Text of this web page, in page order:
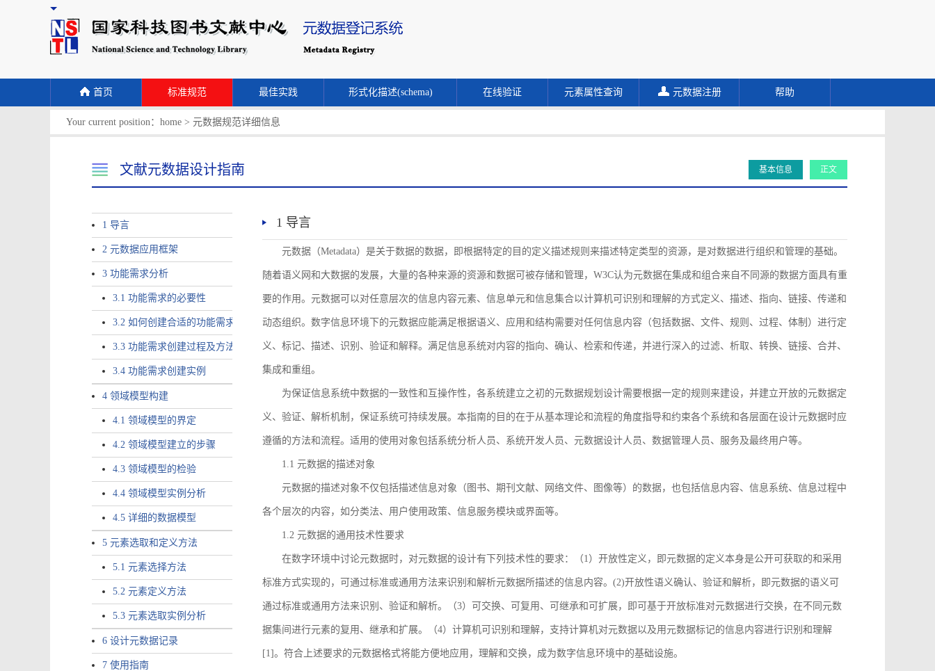
首页 标准规范 最佳实践 形式化描述(schema) 在线验证 元素属性查询 元数据注册 帮助
Your current position： home > 元数据规范详细信息
文献元数据设计指南 基本信息 正文
1 导言
2 元数据应用框架
3 功能需求分析
3.1 功能需求的必要性
3.2 如何创建合适的功能需求
3.3 功能需求创建过程及方法
3.4 功能需求创建实例
4 领域模型构建
4.1 领域模型的界定
4.2 领域模型建立的步骤
4.3 领域模型的检验
4.4 领域模型实例分析
4.5 详细的数据模型
5 元素选取和定义方法
5.1 元素选择方法
5.2 元素定义方法
5.3 元素选取实例分析
6 设计元数据记录
7 使用指南
1 导言
元数据（Metadata）是关于数据的数据，即根据特定的目的定义描述规则来描述特定类型的资源，是对数据进行组织和管理的基础。
随着语义网和大数据的发展，大量的各种来源的资源和数据可被存储和管理，W3C认为元数据在集成和组合来自不同源的数据方面具有重
要的作用。元数据可以对任意层次的信息内容元素、信息单元和信息集合以计算机可识别和理解的方式定义、描述、指向、链接、传递和
动态组织。数字信息环境下的元数据应能满足根据语义、应用和结构需要对任何信息内容（包括数据、文件、规则、过程、体制）进行定
义、标记、描述、识别、验证和解释。满足信息系统对内容的指向、确认、检索和传递，并进行深入的过滤、析取、转换、链接、合并、
集成和重组。
为保证信息系统中数据的一致性和互操作性，各系统建立之初的元数据规划设计需要根据一定的规则来建设，并建立开放的元数据定
义、验证、解析机制，保证系统可持续发展。本指南的目的在于从基本理论和流程的角度指导和约束各个系统和各层面在设计元数据时应
遵循的方法和流程。适用的使用对象包括系统分析人员、系统开发人员、元数据设计人员、数据管理人员、服务及最终用户等。
1.1 元数据的描述对象
元数据的描述对象不仅包括描述信息对象（图书、期刊文献、网络文件、图像等）的数据，也包括信息内容、信息系统、信息过程中
各个层次的内容，如分类法、用户使用政策、信息服务模块或界面等。
1.2 元数据的通用技术性要求
在数字环境中讨论元数据时，对元数据的设计有下列技术性的要求：（1）开放性定义，即元数据的定义本身是公开可获取的和采用
标准方式实现的，可通过标准或通用方法来识别和解析元数据所描述的信息内容。(2)开放性语义确认、验证和解析，即元数据的语义可
通过标准或通用方法来识别、验证和解析。（3）可交换、可复用、可继承和可扩展，即可基于开放标准对元数据进行交换，在不同元数
据集间进行元素的复用、继承和扩展。（4）计算机可识别和理解，支持计算机对元数据以及用元数据标记的信息内容进行识别和理解
[1]。符合上述要求的元数据格式将能方便地应用，理解和交换，成为数字信息环境中的基础设施。